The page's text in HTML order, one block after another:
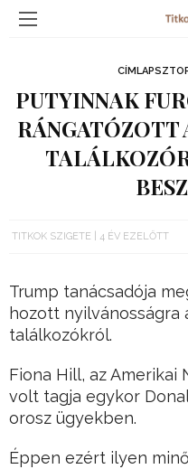
PUTYINNAK
RÁNGATÓZOTT
TITKOK SZIGETE 4 ÉV EZELŐTT
Trump tanácsadója
hozott nyilvánosságra
találkozókról.
Fiona Hill, az Amerikai
volt tagja egykor
orosz ügyekben.
Éppen ezért ilyen